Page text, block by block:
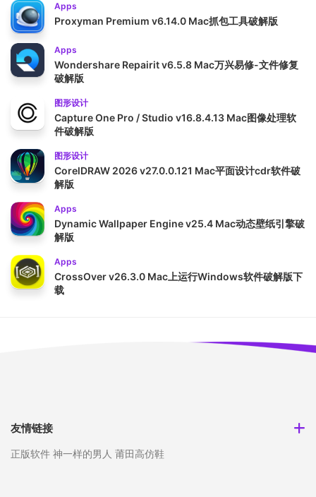
Apps
Proxyman Premium v6.14.0 Mac抓包工具破解版
Apps
Wondershare Repairit v6.5.8 Mac万兴易修-文件修复
破解版
图形设计
Capture One Pro / Studio v16.8.4.13 Mac图像处理软
件破解版
图形设计
CorelDRAW 2026 v27.0.0.121 Mac平面设计cdr软件破
解版
Apps
Dynamic Wallpaper Engine v25.4 Mac动态壁纸引擎破
解版
Apps
CrossOver v26.3.0 Mac上运行Windows软件破解版下
载
友情链接
正版软件 神一样的男人 莆田高仿鞋